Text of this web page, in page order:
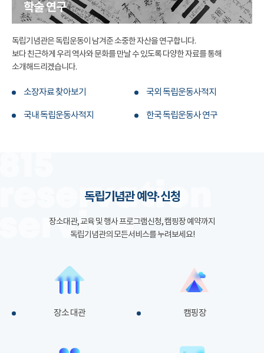
학술 연구
독립기념관은 독립운동이 남겨준 소중한 자산을 연구합니다.
보다 친근하게 우리 역사와 문화를 만날 수 있도록 다양한 자료를 통해
소개해드리겠습니다.
소장자료 찾아보기 국외 독립운동사적지
국내 독립운동사적지 한국 독립운동사 연구
독립기념관 예약·신청
장소대관, 교육 및 행사 프로그램신청, 캠핑장 예약까지
독립기념관의 모든서비스를 누려보세요!
장소 대관 캠핑장